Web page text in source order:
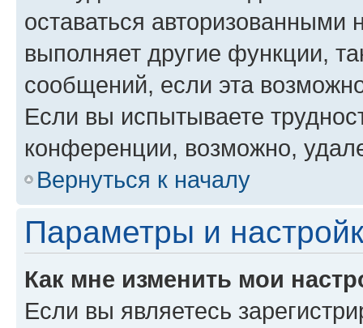
оставаться авторизованными
выполняет другие функции,
сообщений, если эта
Если вы испытываете
конференции, возможно,
Вернуться к началу
Параметры и
Как мне изменить мои
Если вы являетесь